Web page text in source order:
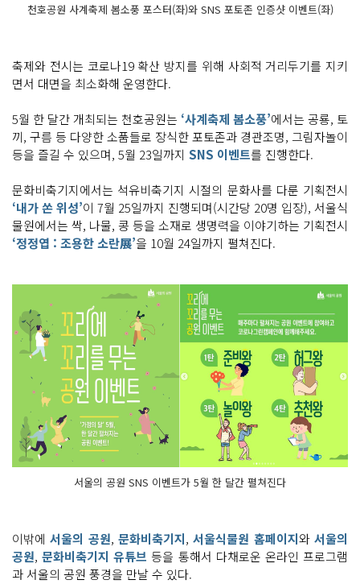
천호공원 사계축제 봄소풍 포스터(좌)와 SNS 포토존 인증샷 이벤트(좌)
축제와 전시는 코로나19 확산 방지를 위해 사회적 거리두기를 지키
면서 대면을 최소화해 운영한다.
5월 한 달간 개최되는 천호공원는 ‘사계축제 봄소풍’에서는 공룡, 토
끼, 구름 등 다양한 소품들로 장식한 포토존과 경관조명, 그림자놀이
등을 즐길 수 있으며, 5월 23일까지 SNS 이벤트를 진행한다.
문화비축기지에서는 석유비축기지 시절의 문화사를 다룬 기획전시
‘내가 쏜 위성’이 7월 25일까지 진행되며(시간당 20명 입장), 서울식
물원에서는 싹, 나물, 콩 등을 소재로 생명력을 이야기하는 기획전시
‘정정엽 : 조용한 소란展’을 10월 24일까지 펼쳐진다.
서울의 공원 SNS 이벤트가 5월 한 달간 펼쳐진다
이밖에서울의 공원,문화비축기지,서울식물원 홈페이지와서울의
공원,문화비축기지 유튜브 등을 통해서 다채로운 온라인 프로그램
과 서울의 공원 풍경을 만날 수 있다.